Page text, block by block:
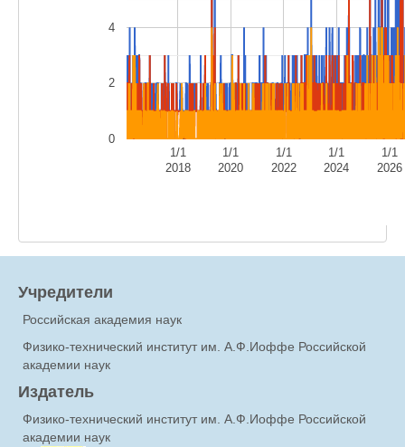
1/1
2018
1/1
2020
1/1
2022
1/1
2024
1/1
2026
0
2
4
Учредители
Российская академия наук
Физико-технический институт им. А.Ф.Иоффе Российской
академии наук
Издатель
Физико-технический институт им. А.Ф.Иоффе Российской
академии наук